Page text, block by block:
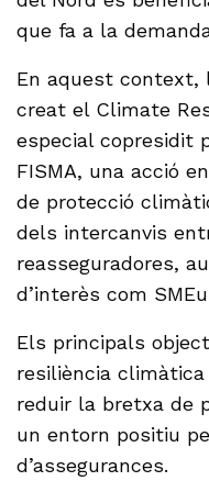
que fa a la
En aquest context,
creat el Climate
especial copresidit
FISMA, una acció
de protecció
dels intercanvis
reasseguradores,
d’interès com
Els principals
resiliència
reduir la bretxa de
un entorn positiu
d’assegurances.